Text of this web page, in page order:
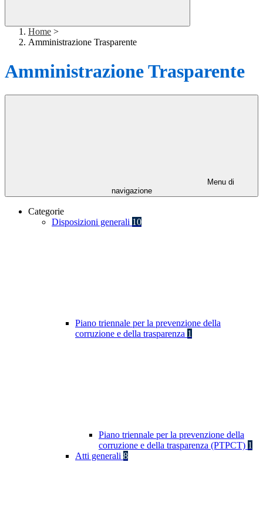
Home >
Amministrazione Trasparente
Amministrazione Trasparente
Menu di
navigazione
Categorie
Disposizioni generali 10
Piano triennale per la prevenzione della
corruzione e della trasparenza 1
Piano triennale per la prevenzione della
corruzione e della trasparenza (PTPCT) 1
Atti generali 8